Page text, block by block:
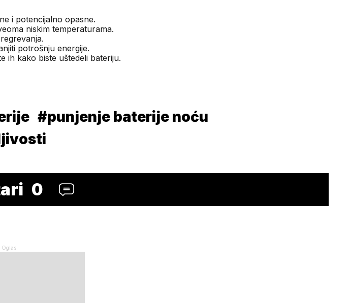
i potencijalno opasne.
niskim temperaturama.
potrošnju energije.
ih kako biste uštedeli bateriju.
#punjenje baterije noću
0